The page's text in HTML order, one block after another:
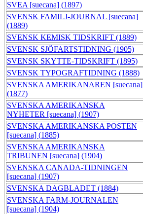
SVEA [suecana] (1897)
SVENSK FAMILJ-JOURNAL [suecana]
(1889)
SVENSK KEMISK TIDSKRIFT (1889)
SVENSK SJÖFARTSTIDNING (1905)
SVENSK SKYTTE-TIDSKRIFT (1895)
SVENSK TYPOGRAFTIDNING (1888)
SVENSKA AMERIKANAREN [suecana]
(1877)
SVENSKA AMERIKANSKA
NYHETER [suecana] (1907)
SVENSKA AMERIKANSKA POSTEN
[suecana] (1885)
SVENSKA AMERIKANSKA
TRIBUNEN [suecana] (1904)
SVENSKA CANADA-TIDNINGEN
[suecana] (1907)
SVENSKA DAGBLADET (1884)
SVENSKA FARM-JOURNALEN
[suecana] (1904)